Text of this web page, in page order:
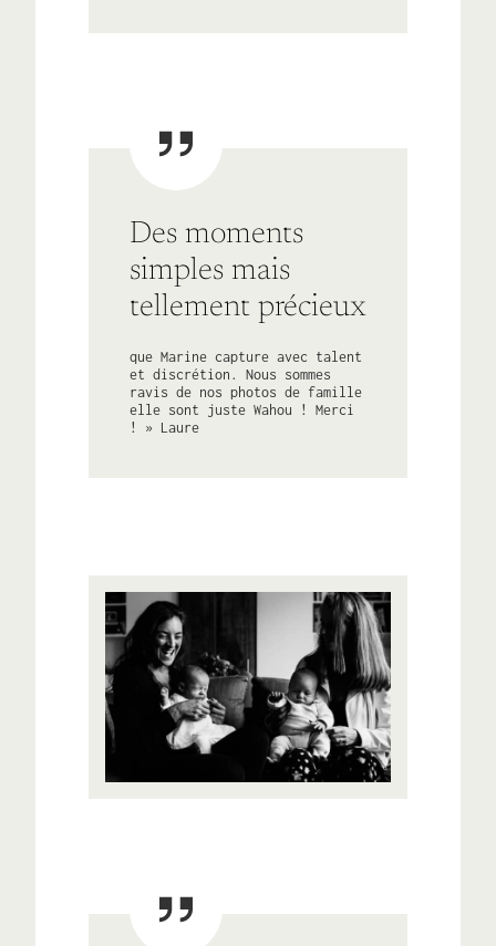
Des moments
simples mais
tellement précieux
que Marine capture avec talent
et discrétion. Nous sommes
ravis de nos photos de famille
elle sont juste Wahou ! Merci
! » Laure